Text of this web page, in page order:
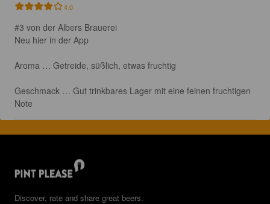
4.0
#3 von der Albers Brauerei
Neu hier in der App
Aroma … Getreide, süßlich, etwas fruchtig
Geschmack … Gut trinkbares Lager mit eine feinen fruchtigen
Note
Discover, rate and share great beers.